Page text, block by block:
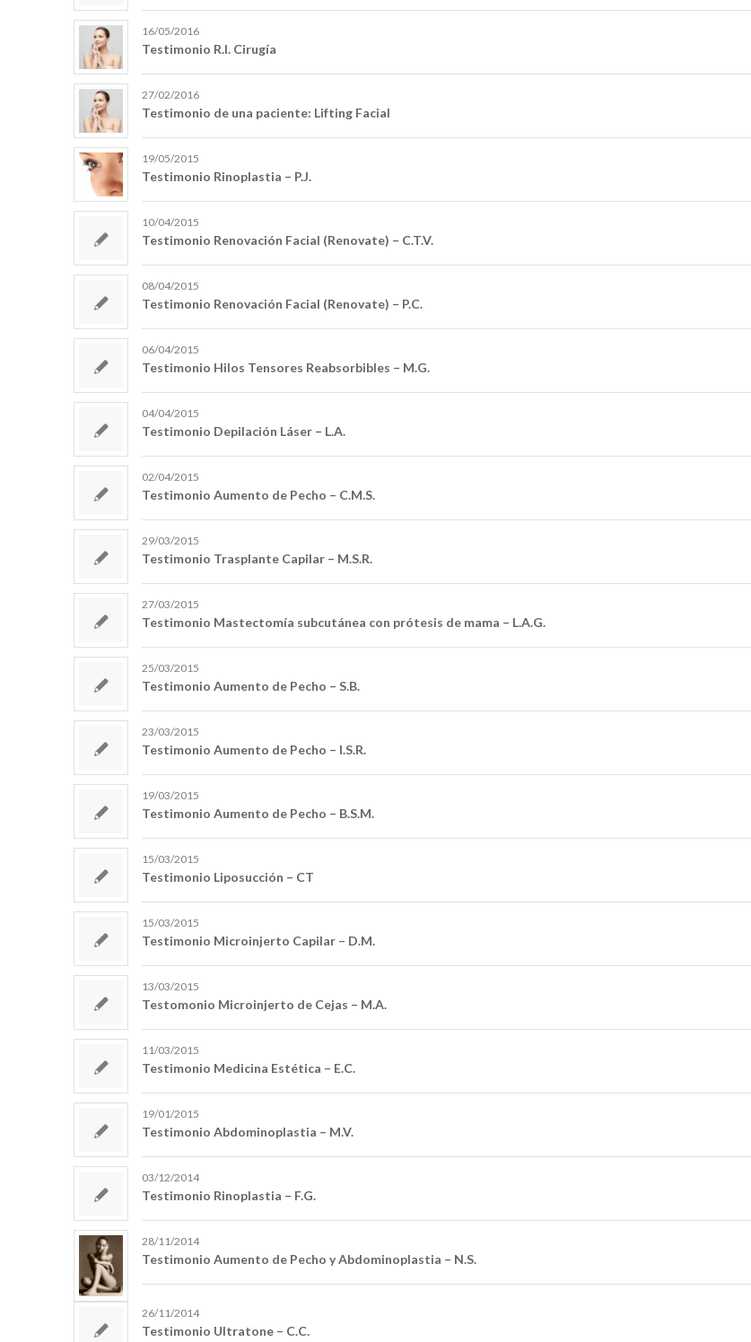
16/05/2016
Testimonio R.I. Cirugía
27/02/2016
Testimonio de una paciente: Lifting Facial
19/05/2015
Testimonio Rinoplastia – P.J.
10/04/2015
Testimonio Renovación Facial (Renovate) – C.T.V.
08/04/2015
Testimonio Renovación Facial (Renovate) – P.C.
06/04/2015
Testimonio Hilos Tensores Reabsorbibles – M.G.
04/04/2015
Testimonio Depilación Láser – L.A.
02/04/2015
Testimonio Aumento de Pecho – C.M.S.
29/03/2015
Testimonio Trasplante Capilar – M.S.R.
27/03/2015
Testimonio Mastectomía subcutánea con prótesis de mama – L.A.G.
25/03/2015
Testimonio Aumento de Pecho – S.B.
23/03/2015
Testimonio Aumento de Pecho – I.S.R.
19/03/2015
Testimonio Aumento de Pecho – B.S.M.
15/03/2015
Testimonio Liposucción – CT
15/03/2015
Testimonio Microinjerto Capilar – D.M.
13/03/2015
Testomonio Microinjerto de Cejas – M.A.
11/03/2015
Testimonio Medicina Estética – E.C.
19/01/2015
Testimonio Abdominoplastia – M.V.
03/12/2014
Testimonio Rinoplastia – F.G.
28/11/2014
Testimonio Aumento de Pecho y Abdominoplastia – N.S.
26/11/2014
Testimonio Ultratone – C.C.